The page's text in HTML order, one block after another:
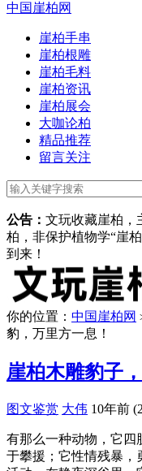
中国崖柏网
崖柏手串
崖柏根雕
崖柏毛料
崖柏资讯
崖柏展会
大咖论柏
精品推荐
留言关注
公告： 文玩收藏崖柏，
柏，非保护植物学“崖
到来！
你的位置： 中国崖柏网
豹，万里方一息！
崖柏木雕豹子
图文鉴赏 大伟 10年前
有那么一种动物，它四
于攀援；它性情残暴，